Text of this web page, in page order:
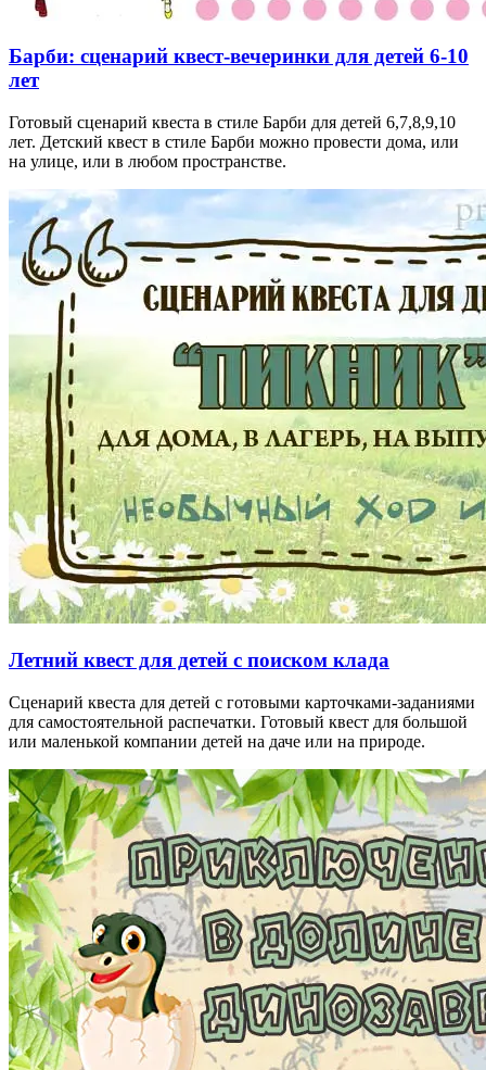
Барби: сценарий квест-вечеринки для детей 6-10
лет
Готовый сценарий квеста в стиле Барби для детей 6,7,8,9,10
лет. Детский квест в стиле Барби можно провести дома, или
на улице, или в любом пространстве.
Летний квест для детей с поиском клада
Сценарий квеста для детей с готовыми карточками-заданиями
для самостоятельной распечатки. Готовый квест для большой
или маленькой компании детей на даче или на природе.